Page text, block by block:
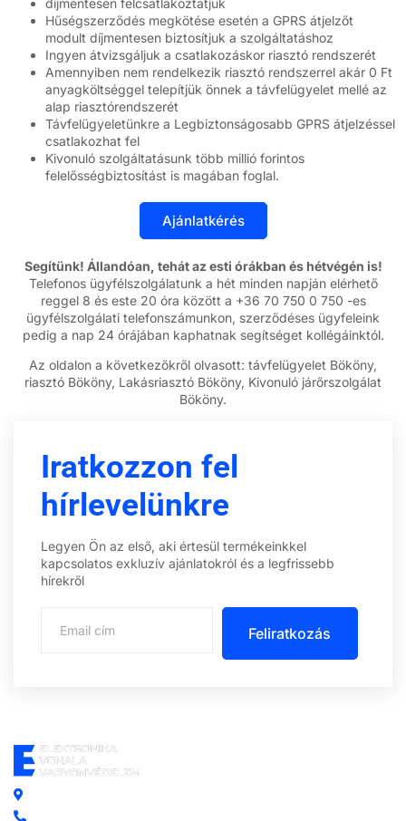
Hűségszerződés megkötése esetén a GPRS átjelzőt
modult díjmentesen biztosítjuk a szolgáltatáshoz
Ingyen átvizsgáljuk a csatlakozáskor riasztó rendszerét
Amennyiben nem rendelkezik riasztó rendszerrel akár 0 Ft
anyagköltséggel telepítjük önnek a távfelügyelet mellé az
alap riasztórendszerét
Távfelügyeletünkre a Legbiztonságosabb GPRS átjelzéssel
csatlakozhat fel
Kivonuló szolgáltatásunk több millió forintos
felelősségbiztosítást is magában foglal.
Segítünk! Állandóan, tehát az esti órákban és hétvégén is!
Telefonos ügyfélszolgálatunk a hét minden napján elérhető
reggel 8 és este 20 óra között a +36 70 750 0 750 -es
ügyfélszolgálati telefonszámunkon, szerződéses ügyfeleink
pedig a nap 24 órájában kaphatnak segítséget kollégáinktól.
Az oldalon a következőkről olvasott: távfelügyelet Bököny,
riasztó Bököny, Lakásriasztó Bököny, Kivonuló járőrszolgálat
Bököny.
Iratkozzon fel
hírlevelünkre
Legyen Ön az első, aki értesül termékeinkkel
kapcsolatos exkluzív ajánlatokról és a legfrissebb
hírekről
Feliratkozás